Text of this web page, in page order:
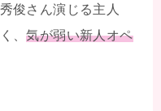
俊さん演じる主人
、気が弱い新人オペ